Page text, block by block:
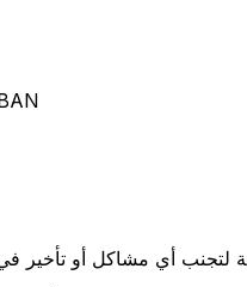
أي مشاكل أو تأخير